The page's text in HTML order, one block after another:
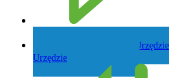
Urzędzie